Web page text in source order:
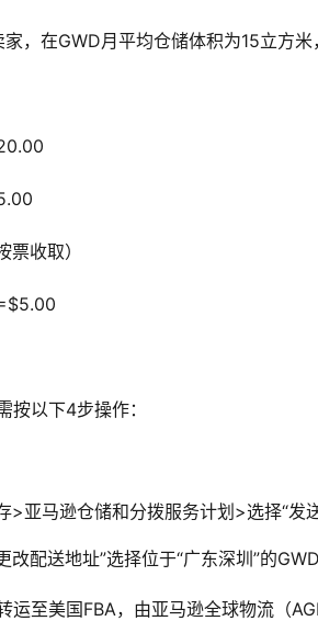
，在GWD月平均仓储体积为15立方
收取）
按以下4步操作：
>亚马逊仓储和分拨服务计划>选择“发
配送地址”选择位于“广东深圳”的GWD
至美国FBA，由亚马逊全球物流（